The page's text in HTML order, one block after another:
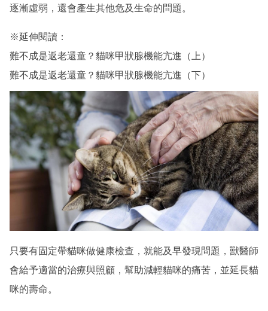
逐漸虛弱，還會產生其他危及生命的問題。
※延伸閱讀：
難不成是返老還童？貓咪甲狀腺機能亢進（上）
難不成是返老還童？貓咪甲狀腺機能亢進（下）
只要有固定帶貓咪做健康檢查，就能及早發現問題，獸醫師
會給予適當的治療與照顧，幫助減輕貓咪的痛苦，並延長貓
咪的壽命。